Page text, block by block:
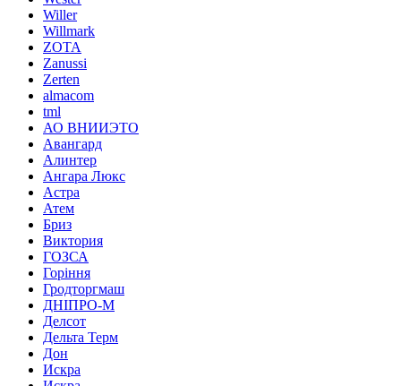
Willer
Willmark
ZOTA
Zanussi
Zerten
almacom
tml
АО ВНИИЭТО
Авангард
Алинтер
Ангара Люкс
Астра
Атем
Бриз
Виктория
ГОЗСА
Горіння
Гродторгмаш
ДНІПРО-М
Делсот
Дельта Терм
Дон
Искра